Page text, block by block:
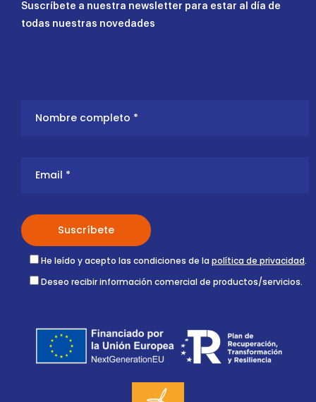
Suscríbete a nuestra newsletter para estar al día de
todas nuestras novedades
He leído y acepto las condiciones de la política de privacidad.
Deseo recibir información comercial de productos/servicios.